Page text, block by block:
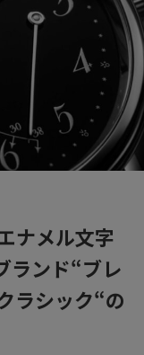
ナメル文字
ランド“ブレ
ラシック“の